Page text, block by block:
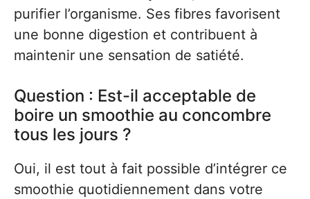
purifier l’organisme. Ses fibres favorisent
une bonne digestion et contribuent à
maintenir une sensation de satiété.
Question : Est-il acceptable de
boire un smoothie au concombre
tous les jours ?
Oui, il est tout à fait possible d’intégrer ce
smoothie quotidiennement dans votre